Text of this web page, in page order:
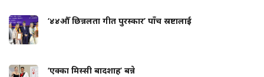
‘४४औँ छिन्नलता गीत पुरस्कार’ पाँच स्रष्टालाई
‘एक्का मिस्सी बादशाह’ बन्ने